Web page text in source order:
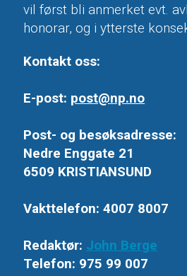
vil først bli anmerket evt.
honorar, og i ytterste
Kontakt oss:
E-post: post@np.no
Post- og besøksadresse:
Nedre Enggate 21
6509 KRISTIANSUND
Vakttelefon: 4007 8007
Redaktør: John Berge
Telefon: 975 99 007